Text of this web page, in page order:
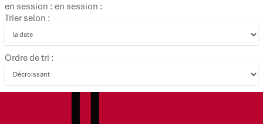
en session : en session :
Trier selon :
Ordre de tri :